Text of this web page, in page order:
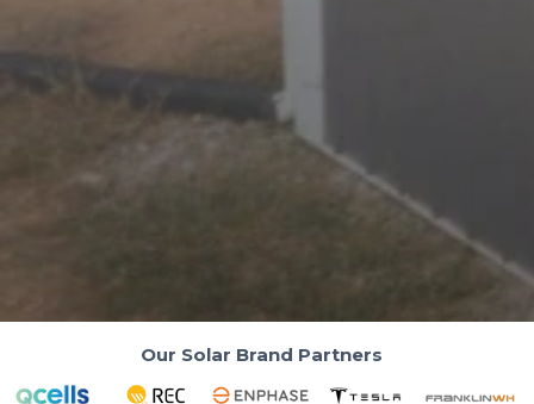
(sin aumento de impuestos)
Our Solar Brand Partners